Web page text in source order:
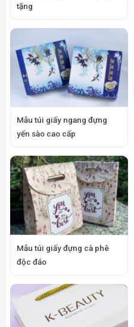
tặng
Mẫu túi giấy ngang đựng
yến sào cao cấp
Mẫu túi giấy đựng cà phê
độc đáo